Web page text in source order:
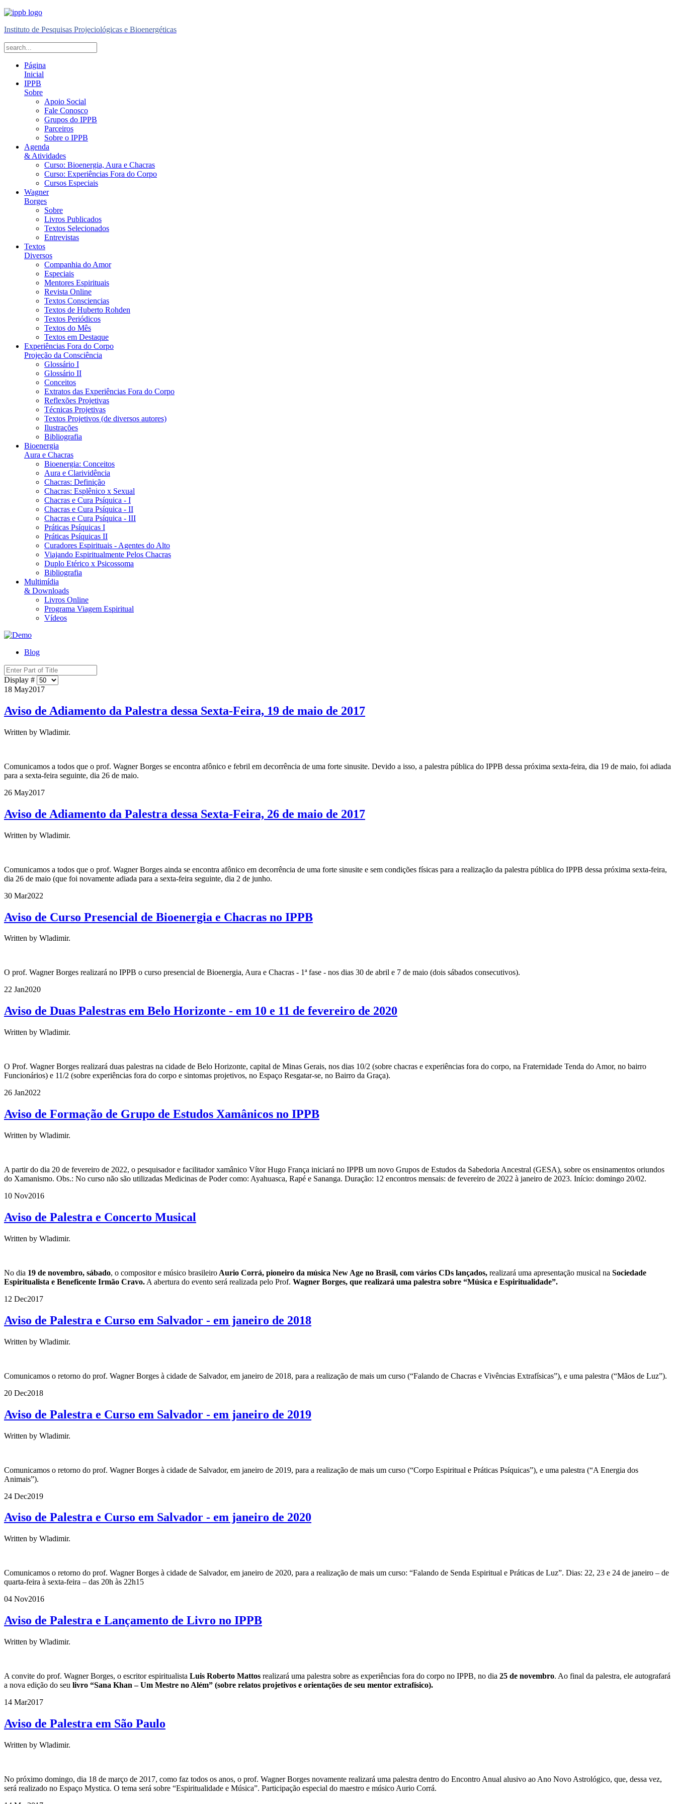
Instituto de Pesquisas Projeciológicas e Bioenergéticas
Página
Inicial
IPPB
Sobre
Apoio Social
Fale Conosco
Grupos do IPPB
Parceiros
Sobre o IPPB
Agenda
& Atividades
Curso: Bioenergia, Aura e Chacras
Curso: Experiências Fora do Corpo
Cursos Especiais
Wagner
Borges
Sobre
Livros Publicados
Textos Selecionados
Entrevistas
Textos
Diversos
Companhia do Amor
Especiais
Mentores Espirituais
Revista Online
Textos Consciencias
Textos de Huberto Rohden
Textos Periódicos
Textos do Mês
Textos em Destaque
Experiências Fora do Corpo
Projeção da Consciência
Glossário I
Glossário II
Conceitos
Extratos das Experiências Fora do Corpo
Reflexões Projetivas
Técnicas Projetivas
Textos Projetivos (de diversos autores)
Ilustrações
Bibliografia
Bioenergia
Aura e Chacras
Bioenergia: Conceitos
Aura e Clarividência
Chacras: Definição
Chacras: Esplênico x Sexual
Chacras e Cura Psíquica - I
Chacras e Cura Psíquica - II
Chacras e Cura Psíquica - III
Práticas Psíquicas I
Práticas Psíquicas II
Curadores Espirituais - Agentes do Alto
Viajando Espiritualmente Pelos Chacras
Duplo Etérico x Psicossoma
Bibliografia
Multimídia
& Downloads
Livros Online
Programa Viagem Espiritual
Vídeos
Blog
Display #
18 May2017
Aviso de Adiamento da Palestra dessa Sexta-Feira, 19 de maio de 2017
Written by Wladimir.
Comunicamos a todos que o prof. Wagner Borges se encontra afônico e febril em decorrência de uma forte sinusite. Devido a isso, a palestra pública do IPPB dessa próxima sexta-feira, dia 19 de maio, foi adiada
para a sexta-feira seguinte, dia 26 de maio.
26 May2017
Aviso de Adiamento da Palestra dessa Sexta-Feira, 26 de maio de 2017
Written by Wladimir.
Comunicamos a todos que o prof. Wagner Borges ainda se encontra afônico em decorrência de uma forte sinusite e sem condições físicas para a realização da palestra pública do IPPB dessa próxima sexta-feira,
dia 26 de maio (que foi novamente adiada para a sexta-feira seguinte, dia 2 de junho.
30 Mar2022
Aviso de Curso Presencial de Bioenergia e Chacras no IPPB
Written by Wladimir.
O prof. Wagner Borges realizará no IPPB o curso presencial de Bioenergia, Aura e Chacras - 1ª fase - nos dias 30 de abril e 7 de maio (dois sábados consecutivos).
22 Jan2020
Aviso de Duas Palestras em Belo Horizonte - em 10 e 11 de fevereiro de 2020
Written by Wladimir.
O Prof. Wagner Borges realizará duas palestras na cidade de Belo Horizonte, capital de Minas Gerais, nos dias 10/2 (sobre chacras e experiências fora do corpo, na Fraternidade Tenda do Amor, no bairro
Funcionários) e 11/2 (sobre experiências fora do corpo e sintomas projetivos, no Espaço Resgatar-se, no Bairro da Graça).
26 Jan2022
Aviso de Formação de Grupo de Estudos Xamânicos no IPPB
Written by Wladimir.
A partir do dia 20 de fevereiro de 2022, o pesquisador e facilitador xamânico Vítor Hugo França iniciará no IPPB um novo Grupos de Estudos da Sabedoria Ancestral (GESA), sobre os ensinamentos oriundos
do Xamanismo. Obs.: No curso não são utilizadas Medicinas de Poder como: Ayahuasca, Rapé e Sananga. Duração: 12 encontros mensais: de fevereiro de 2022 à janeiro de 2023. Início: domingo 20/02.
10 Nov2016
Aviso de Palestra e Concerto Musical
Written by Wladimir.
No dia 19 de novembro, sábado, o compositor e músico brasileiro Aurio Corrá, pioneiro da música New Age no Brasil, com vários CDs lançados, realizará uma apresentação musical na Sociedade
Espiritualista e Beneficente Irmão Cravo. A abertura do evento será realizada pelo Prof. Wagner Borges, que realizará uma palestra sobre “Música e Espiritualidade”.
12 Dec2017
Aviso de Palestra e Curso em Salvador - em janeiro de 2018
Written by Wladimir.
Comunicamos o retorno do prof. Wagner Borges à cidade de Salvador, em janeiro de 2018, para a realização de mais um curso (“Falando de Chacras e Vivências Extrafísicas”), e uma palestra (“Mãos de Luz”).
20 Dec2018
Aviso de Palestra e Curso em Salvador - em janeiro de 2019
Written by Wladimir.
Comunicamos o retorno do prof. Wagner Borges à cidade de Salvador, em janeiro de 2019, para a realização de mais um curso (“Corpo Espiritual e Práticas Psíquicas”), e uma palestra (“A Energia dos
Animais”).
24 Dec2019
Aviso de Palestra e Curso em Salvador - em janeiro de 2020
Written by Wladimir.
Comunicamos o retorno do prof. Wagner Borges à cidade de Salvador, em janeiro de 2020, para a realização de mais um curso: “Falando de Senda Espiritual e Práticas de Luz”. Dias: 22, 23 e 24 de janeiro – de
quarta-feira à sexta-feira – das 20h às 22h15
04 Nov2016
Aviso de Palestra e Lançamento de Livro no IPPB
Written by Wladimir.
A convite do prof. Wagner Borges, o escritor espiritualista Luis Roberto Mattos realizará uma palestra sobre as experiências fora do corpo no IPPB, no dia 25 de novembro. Ao final da palestra, ele autografará
a nova edição do seu livro “Sana Khan – Um Mestre no Além” (sobre relatos projetivos e orientações de seu mentor extrafísico).
14 Mar2017
Aviso de Palestra em São Paulo
Written by Wladimir.
No próximo domingo, dia 18 de março de 2017, como faz todos os anos, o prof. Wagner Borges novamente realizará uma palestra dentro do Encontro Anual alusivo ao Ano Novo Astrológico, que, dessa vez,
será realizado no Espaço Mystica. O tema será sobre “Espiritualidade e Música”. Participação especial do maestro e músico Aurio Corrá.